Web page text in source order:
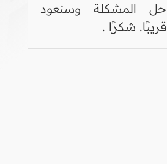
حل المشكلة وسنعود
قريبًا. شكرًا .